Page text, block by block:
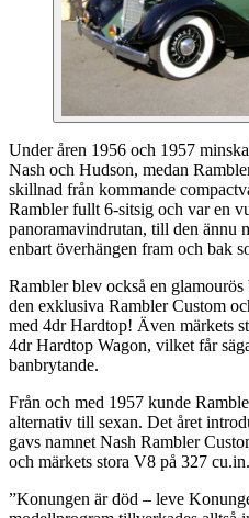
Under åren 1956 och 1957
Nash och Hudson, medan
skillnad från kommande
Rambler fullt 6-sitsig och var en
panoramavindrutan, till den ännu
enbart överhängen fram och bak
Rambler blev också en
den exklusiva Rambler Custom
med 4dr Hardtop! Även märkets
4dr Hardtop Wagon, vilket får
banbrytande.
Från och med 1957 kunde
alternativ till sexan. Det året
gavs namnet Nash Rambler
och märkets stora V8 på 327 cu.in.
”Konungen är död – leve